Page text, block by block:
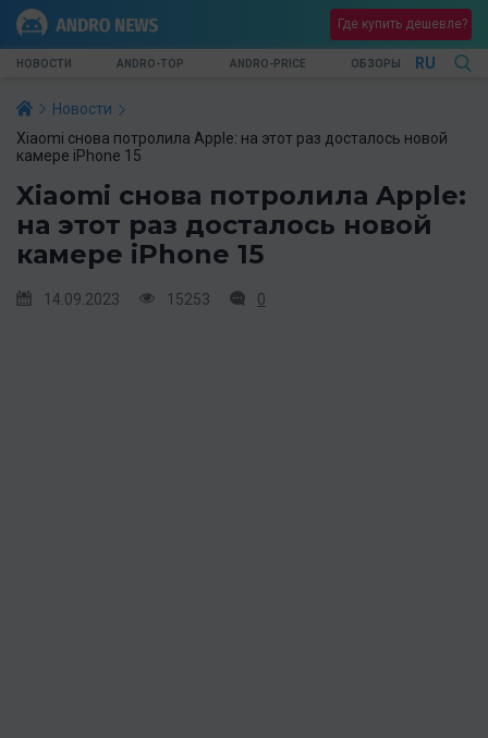
Где купить дешевле?
НОВОСТИ ANDRO-TOP ANDRO-PRICE ОБЗОРЫ RU
Новости
Xiaomi снова потролила Apple: на этот раз досталось новой
камере iPhone 15
Xiaomi снова потролила Apple:
на этот раз досталось новой
камере iPhone 15
14.09.2023 15253 0